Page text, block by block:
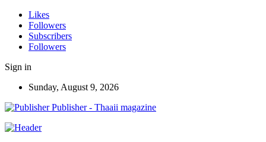
Likes
Followers
Subscribers
Followers
Sign in
Sunday, August 9, 2026
Publisher - Thaaii magazine